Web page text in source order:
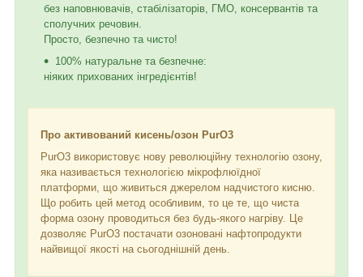
без наповнювачів, стабілізаторів, ГМО, консервантів та
сполучних речовин.
Просто, безпечно та чисто!
100% натуральне та безпечне:
ніяких прихованих інгредієнтів!
Про активований кисень/озон PurO3
PurO3 використовує нову революційну технологію озону,
яка називається технологією мікрофлюїдної
платформи, що живиться джерелом надчистого кисню.
Що робить цей метод особливим, то це те, що чиста
форма озону проводиться без будь-якого нагріву. Це
дозволяє PurO3 постачати озоновані нафтопродукти
найвищої якості на сьогоднішній день.